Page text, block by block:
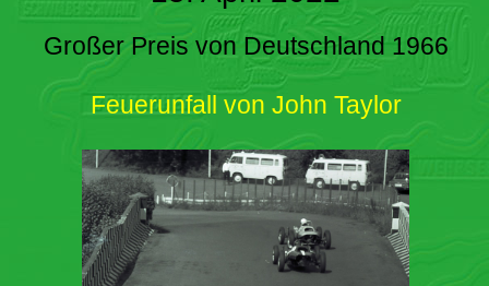
Großer Preis von Deutschland 1966
Feuerunfall von John Taylor